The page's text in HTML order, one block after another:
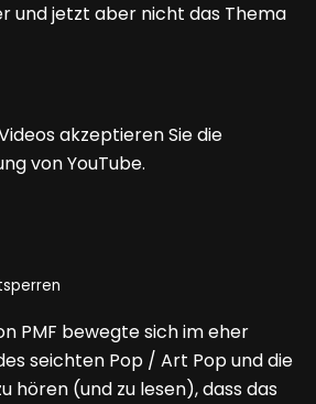
und jetzt aber nicht das Thema
akzeptieren Sie die
von YouTube.
PMF bewegte sich im eher
seichten Pop / Art Pop und die
hören (und zu lesen), dass das